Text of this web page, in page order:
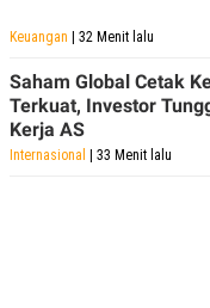
Keuangan | 32 Menit lalu
Saham Global Cetak
Terkuat, Investor
Kerja AS
Internasional | 33 Menit lalu